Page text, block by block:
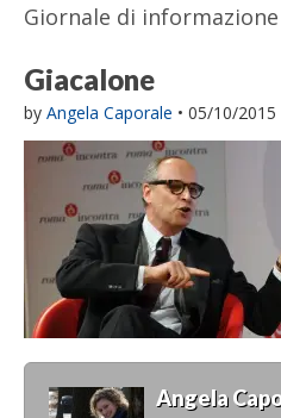
Giornale di
Giacalone
by Angela Caporale • 05/10/2015
Angela